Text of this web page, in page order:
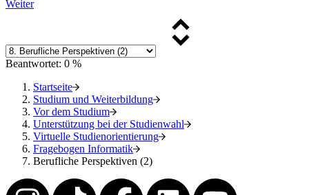
Weiter
Beantwortet: 0 %
Startseite
Studium und Weiterbildung
Vor dem Studium
Unterstützung bei der Studienwahl
Virtuelle Studienorientierung
Fragebogen Informatik
Berufliche Perspektiven (2)